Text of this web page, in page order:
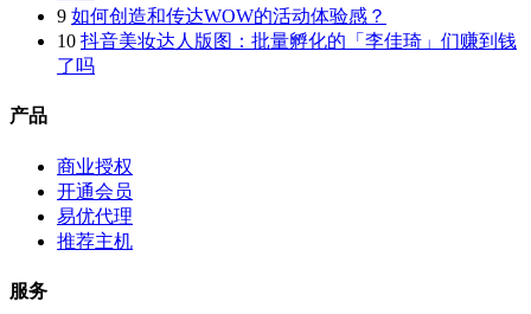
9 如何创造和传达WOW的活动体验感？
10 抖音美妆达人版图：批量孵化的「李佳琦」们赚到钱
了吗
产品
商业授权
开通会员
易优代理
推荐主机
服务